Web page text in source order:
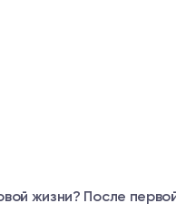
жизни? После